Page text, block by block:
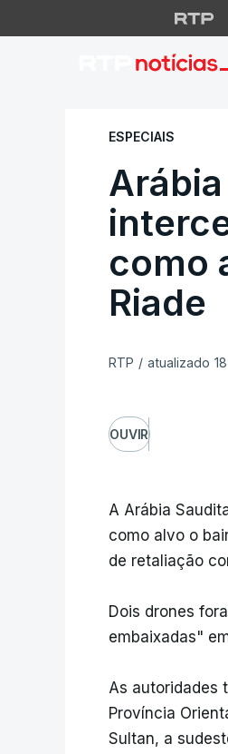
Arábia
ESPECIAIS
como
Riade
RTP / atualizado
OUVIR
A Arábia
como alvo o
de retaliação
Dois drones
embaixadas"
As autoridades
Província
Sultan, a